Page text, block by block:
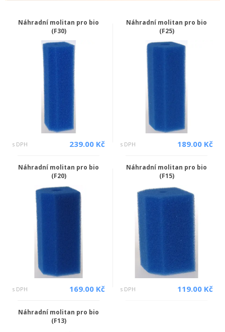
Náhradní molitan pro bio
(F30)
s DPH 239.00 Kč
Náhradní molitan pro bio
(F25)
s DPH 189.00 Kč
Náhradní molitan pro bio
(F20)
s DPH 169.00 Kč
Náhradní molitan pro bio
(F15)
s DPH 119.00 Kč
Náhradní molitan pro bio
(F13)